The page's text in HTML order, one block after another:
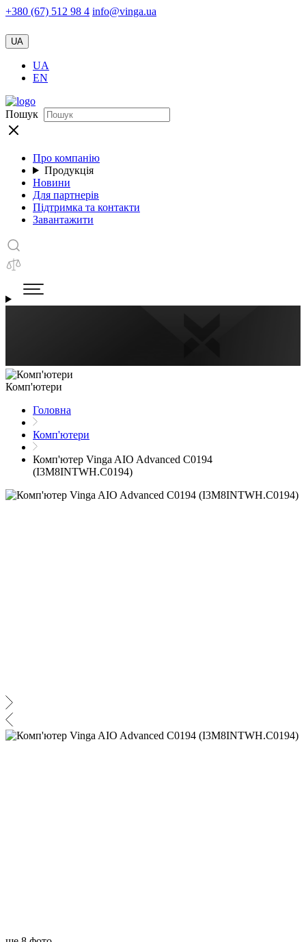
+380 (67) 512 98 4 info@vinga.ua
UA
UA
EN
Пошук
Про компанію
Продукція
Новини
Для партнерів
Підтримка та контакти
Завантажити
Комп'ютери
Головна
Комп'ютери
Комп'ютер Vinga AIO Advanced C0194
(I3M8INTWH.C0194)